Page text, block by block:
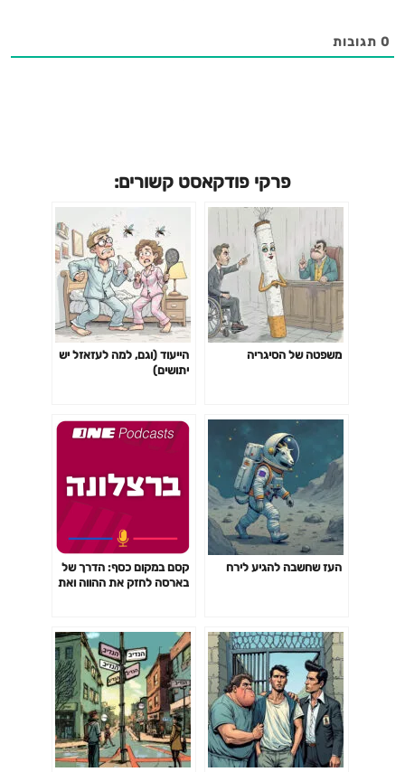
0 תגובות
פרקי פודקאסט קשורים:
משפטה של הסיגריה
הייעוד (וגם, למה לעזאזל יש
יתושים)
העז שחשבה להגיע לירח
קסם במקום כסף: הדרך של
בארסה לחזק את ההווה ואת